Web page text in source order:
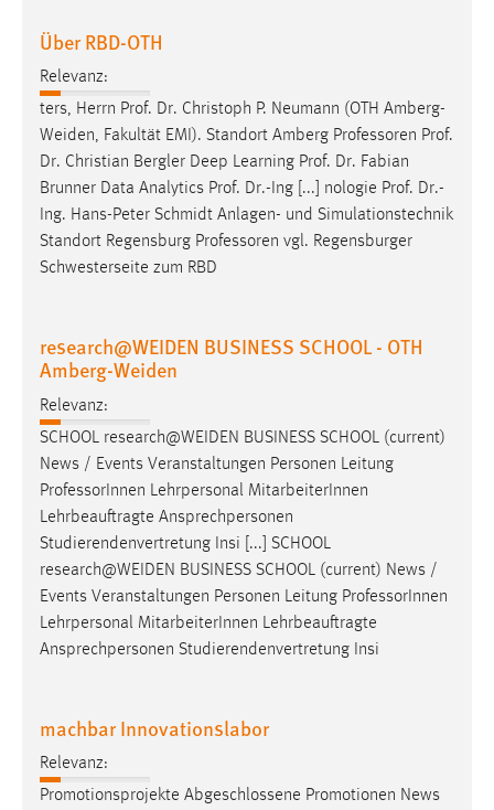
Über RBD-OTH
Relevanz:
ters, Herrn Prof. Dr. Christoph P. Neumann (OTH Amberg-
Weiden, Fakultät EMI). Standort Amberg Professoren Prof.
Dr. Christian Bergler Deep Learning Prof. Dr. Fabian
Brunner Data Analytics Prof. Dr.-Ing [...] nologie Prof. Dr.-
Ing. Hans-Peter Schmidt Anlagen- und Simulationstechnik
Standort Regensburg Professoren vgl. Regensburger
Schwesterseite zum RBD
research@WEIDEN BUSINESS SCHOOL - OTH
Amberg-Weiden
Relevanz:
SCHOOL research@WEIDEN BUSINESS SCHOOL (current)
News / Events Veranstaltungen Personen Leitung
Professor Innen Lehrpersonal MitarbeiterInnen
Lehrbeauftragte Ansprechpersonen
Studierendenvertretung Insi [...] SCHOOL
research@WEIDEN BUSINESS SCHOOL (current) News /
Events Veranstaltungen Personen Leitung Professor Innen
Lehrpersonal MitarbeiterInnen Lehrbeauftragte
Ansprechpersonen Studierendenvertretung Insi
machbar Innovationslabor
Relevanz:
Promotionsprojekte Abgeschlossene Promotionen News
STATISTIK
Statistik Cookies erfassen Informationen anonym.
Diese Informationen helfen uns zu verstehen, wie
unsere Besucher unsere Website nutzen.
Matomo
Name:
_pk_ref, _pk_cvar, _pk_id, _pk_ses
Cookie Laufzeit:
Max. 13 Monate
MARKETING
Marketing Cookies werden von Drittanbietern
verwendet, um personalisierte Werbung anzuzeigen.
Sie tun dies, indem sie Besucher über Websites
hinweg verfolgen.
Google Ads
Google Ireland Limited